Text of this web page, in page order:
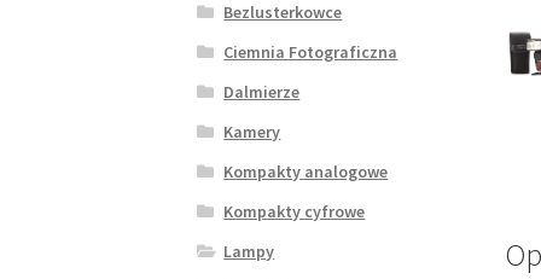
Bezlusterkowce
Ciemnia Fotograficzna
Dalmierze
Kamery
Kompakty analogowe
Kompakty cyfrowe
Lampy